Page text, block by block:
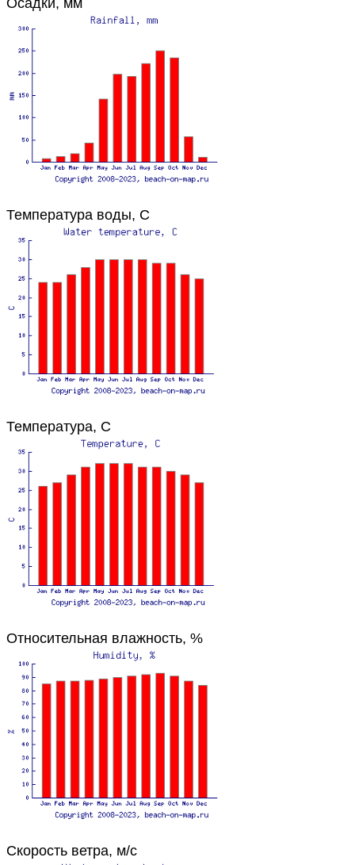
Температура воды, C
Температура, C
Относительная влажность, %
Скорость ветра, м/с